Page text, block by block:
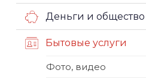
Деньги и общество
Бытовые услуги
Фото, видео